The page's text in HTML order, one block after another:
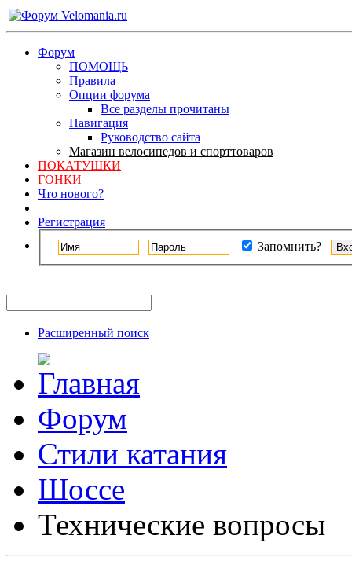
Форум
ПОМОЩЬ
Правила
Опции форума
Все разделы прочитаны
Навигация
Руководство сайта
Магазин велосипедов и спорттоваров
ПОКАТУШКИ
ГОНКИ
Что нового?
Регистрация
Запомнить?
Расширенный поиск
Форум
Стили катания
Шоссе
Технические вопросы